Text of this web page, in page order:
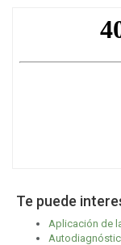
Te puede
Aplicación de